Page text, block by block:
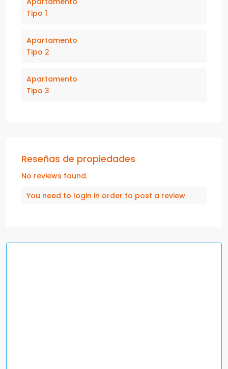
Tipo 1
Apartamento
Tipo 2
Apartamento
Tipo 3
Reseñas de propiedades
No reviews found.
You need to login in order to post a review